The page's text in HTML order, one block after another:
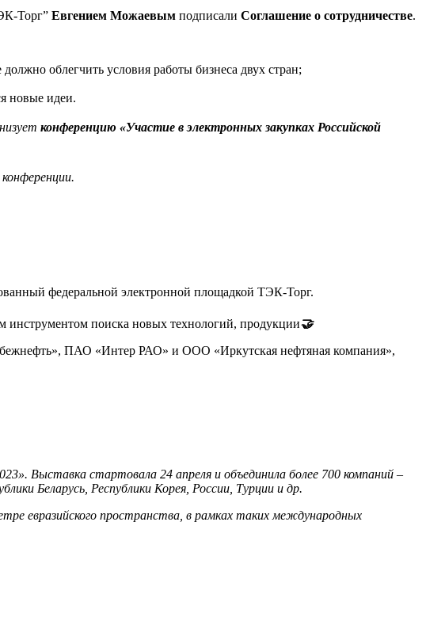
Торг” Евгением Можаевым подписали Соглашение о сотрудничестве.
должно облегчить условия работы бизнеса двух стран;
новые идеи.
конференцию «Участие в электронных закупках Российской
федеральной электронной площадкой ТЭК-Торг.
инструментом поиска новых технологий, продукции🤝
ПАО «Интер РАО» и ООО «Иркутская нефтяная компания»,
Выставка стартовала 24 апреля и объединила более 700 компаний –
Беларусь, Республики Корея, России, Турции и др.
евразийского пространства, в рамках таких международных